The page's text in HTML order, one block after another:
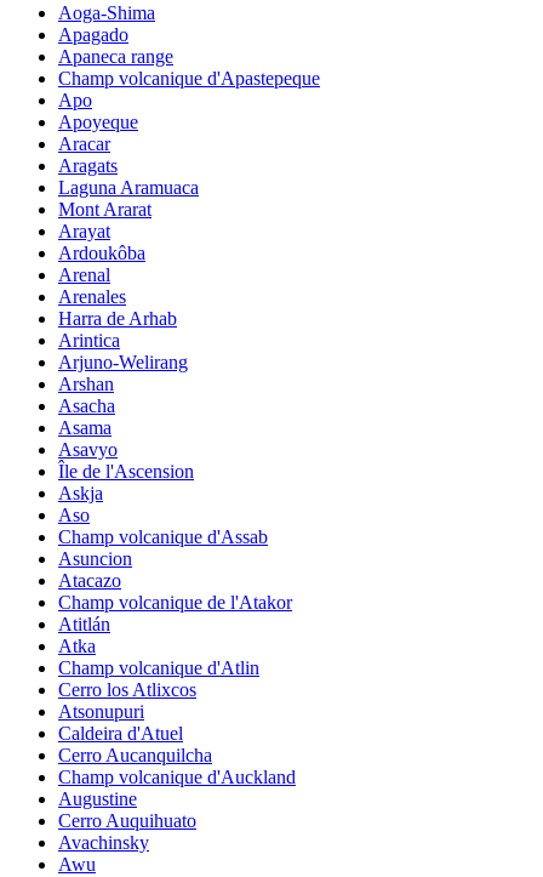
Aoga-Shima
Apagado
Apaneca range
Champ volcanique d'Apastepeque
Apo
Apoyeque
Aracar
Aragats
Laguna Aramuaca
Mont Ararat
Arayat
Ardoukôba
Arenal
Arenales
Harra de Arhab
Arintica
Arjuno-Welirang
Arshan
Asacha
Asama
Asavyo
Île de l'Ascension
Askja
Aso
Champ volcanique d'Assab
Asuncion
Atacazo
Champ volcanique de l'Atakor
Atitlán
Atka
Champ volcanique d'Atlin
Cerro los Atlixcos
Atsonupuri
Caldeira d'Atuel
Cerro Aucanquilcha
Champ volcanique d'Auckland
Augustine
Cerro Auquihuato
Avachinsky
Awu